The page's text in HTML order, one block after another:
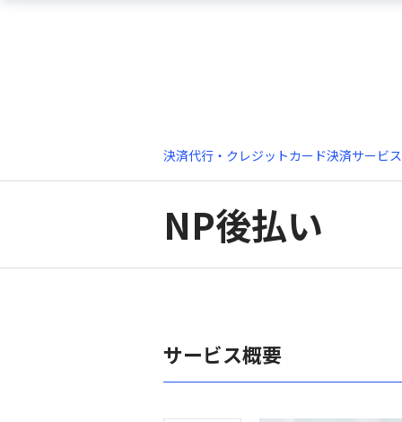
決済代行・クレジットカード決済サービ
NP後払い
サービス概要